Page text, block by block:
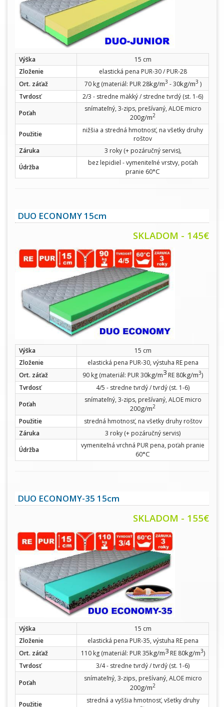
Výška
15 cm
Zloženie
elastická pena PUR-30 / PUR-28
Ort. záťaž
70 kg (materiál: PUR 28kg/m3 - 30kg/m3 )
Tvrdosť
2/3 - stredne mäkký / stredne tvrdý (st. 1-6)
Poťah
snímateľný, 3-zips, prešívaný, ALOE micro
200g/m2
Použitie
nižšia a stredná hmotnosť, na všetky druhy
roštov
Záruka
3 roky (+ pozáručný servis),
Údržba
bez lepidiel - vymeniteľné vrstvy, poťah
pranie 60°C
DUO ECONOMY 15cm
SKLADOM - 145€
Výška
15 cm
Zloženie
elastická pena PUR-30, výstuha RE pena
Ort. záťaž
90 kg (materiál: PUR 30kg/m3 RE 80kg/m3)
Tvrdosť
4/5 - stredne tvrdý / tvrdý (st. 1-6)
Poťah
snímateľný, 3-zips, prešívaný, ALOE micro
200g/m2
Použitie
stredná hmotnosť, na všetky druhy roštov
Záruka
3 roky (+ pozáručný servis)
Údržba
vymeniteľná vrchná PUR pena, poťah pranie
60°C
DUO ECONOMY-35 15cm
SKLADOM - 155€
Výška
15 cm
Zloženie
elastická pena PUR-35, výstuha RE pena
Ort. záťaž
110 kg (materiál: PUR 35kg/m3 RE 80kg/m3)
Tvrdosť
3/4 - stredne tvrdý / tvrdý (st. 1-6)
Poťah
snímateľný, 3-zips, prešívaný, ALOE micro
200g/m2
Použitie
stredná a vyššia hmotnosť, všetky druhy